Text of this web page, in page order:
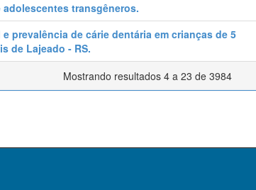
transgêneros.
prevalência de cárie dentária em crianças de 5
de Lajeado - RS.
Mostrando resultados 4 a 23 de 3984